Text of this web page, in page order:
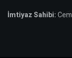
İmtiyaz Sahibi: